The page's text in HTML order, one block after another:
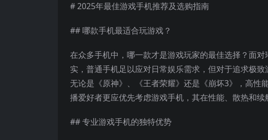
# 2025年最佳游戏手机推荐及选购指南
## 哪款手机最适合玩游戏？
在众多手机中，哪一款才是游戏玩家的最佳选择？面
实，普通手机足以应对日常娱乐需求，但对于追求极
无论是《原神》、《王者荣耀》还是《崩坏3》，高
播爱好者更应优先考虑游戏手机，其在性能、散热和续
## 专业游戏手机的独特优势